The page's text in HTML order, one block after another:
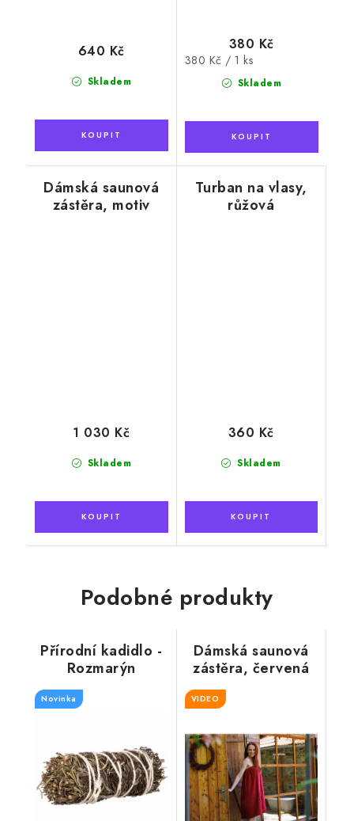
Skladem
640 Kč
Skladem
380 Kč
Měrná
380 Kč / 1 ks
Dámská saunová
zástěra, motiv
Skladem
1 030 Kč
Turban na vlasy,
růžová
Skladem
360 Kč
Podobné produkty
Přírodní kadidlo -
Rozmarýn
Novinka
Dámská saunová
zástěra, červená
VIDEO